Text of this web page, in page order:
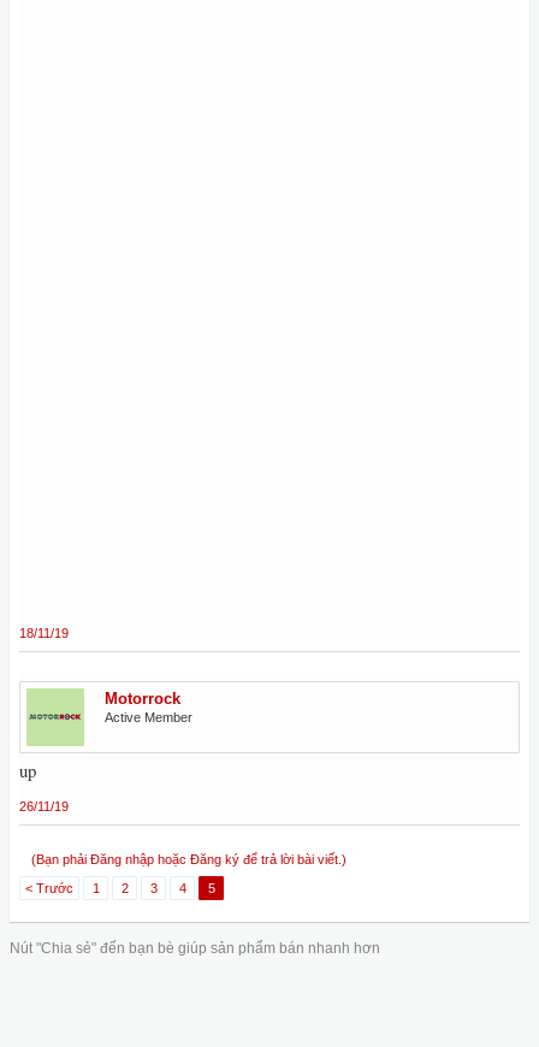
18/11/19
Motorrock
Active Member
up
26/11/19
(Bạn phải Đăng nhập hoặc Đăng ký để trả lời bài viết.)
< Trước
1 2 3 4 5
Nút "Chia sẻ" đến bạn bè giúp sản phẩm bán nhanh hơn